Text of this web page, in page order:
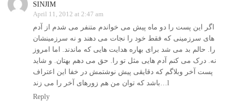
SINJIM
April 11, 2012 at 2:47 am
اگر این پست را دو ماه پیش می خواندم متنفر می شدم از آدم
های سرزمینی که فقط خود را نجات می دهند و نه سرزمینشان
را. حالم بد می شد برای بهاره هدایت هایی که ماندند. اما امروز
نه. درک می کنم آدم هایی مثل تو را. حق می دهم بهتان. و شاید
پست آخر وبلاگم که دقایقی پیش نوشتمش در خفا این اعتراف
باشد که توان من هم زورهای آخر را می زند…l
Reply